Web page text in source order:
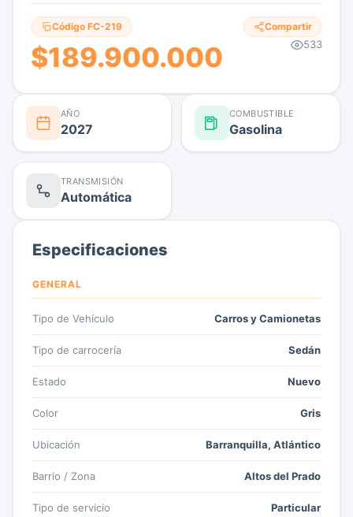
Código FC-219
$189.900.000
Compartir
533
AÑO
2027
COMBUSTIBLE
Gasolina
TRANSMISIÓN
Automática
Especificaciones
GENERAL
Tipo de Vehículo Carros y Camionetas
Tipo de carrocería Sedán
Estado Nuevo
Color Gris
Ubicación Barranquilla, Atlántico
Barrio / Zona Altos del Prado
Tipo de servicio Particular